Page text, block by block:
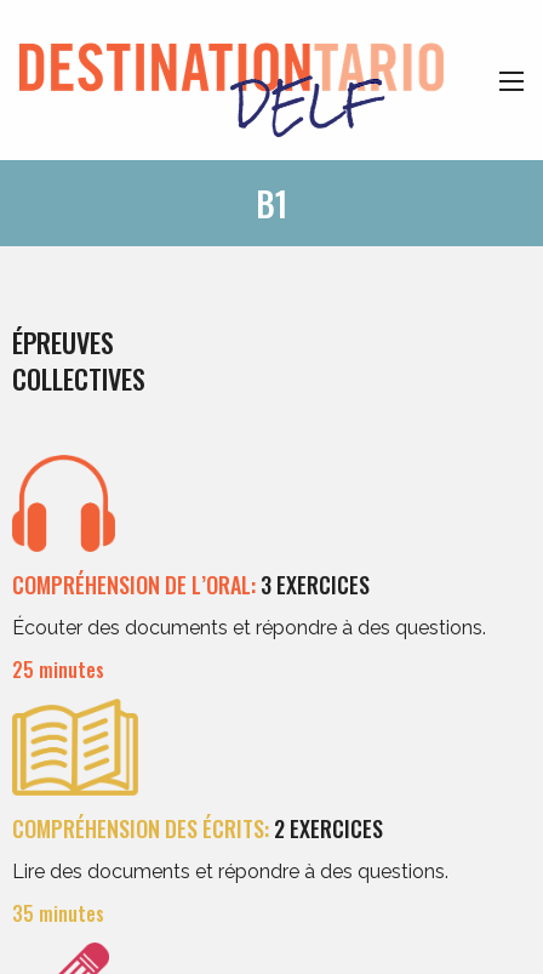
B1
ÉPREUVES
COLLECTIVES
COMPRÉHENSION DE L’ORAL:3 EXERCICES
Écouter des documents et répondre à des questions.
25 minutes
COMPRÉHENSION DES ÉCRITS:2 EXERCICES
Lire des documents et répondre à des questions.
35 minutes